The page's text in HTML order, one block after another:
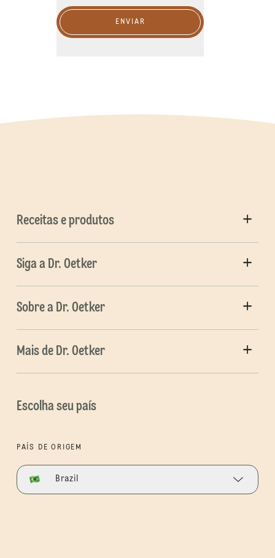
ENVIAR
Receitas e produtos
Siga a Dr. Oetker
Sobre a Dr. Oetker
Mais de Dr. Oetker
Escolha seu país
PAÍS DE ORIGEM
Brazil